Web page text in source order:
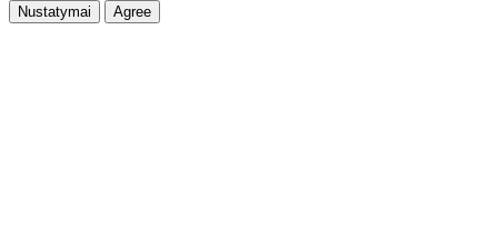
Nustatymai Agree